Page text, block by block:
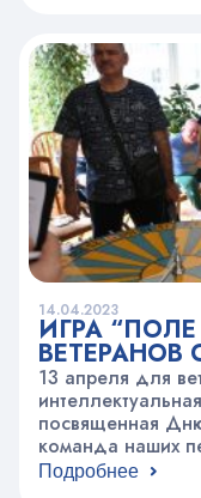
Московское
проходит
образ”В жюри
14.04.2023
ИГРА
ВЕТЕРАНОВ
13 апреля для
посвященная
команда наших
Александр
Подробнее